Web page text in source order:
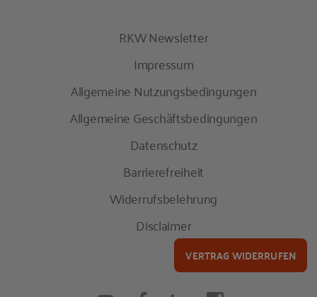
RKW Newsletter
Impressum
Allgemeine Nutzungsbedingungen
Allgemeine Geschäftsbedingungen
Datenschutz
Barrierefreiheit
Widerrufsbelehrung
Disclaimer
VERTRAG WIDERRUFEN